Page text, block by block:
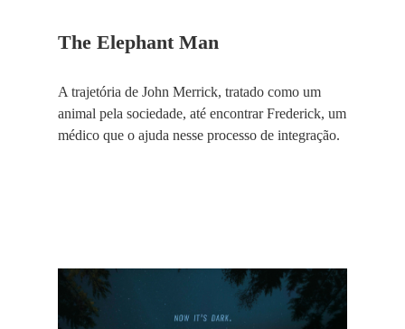
The Elephant Man
A trajetória de John Merrick, tratado como um
animal pela sociedade, até encontrar Frederick, um
médico que o ajuda nesse processo de integração.